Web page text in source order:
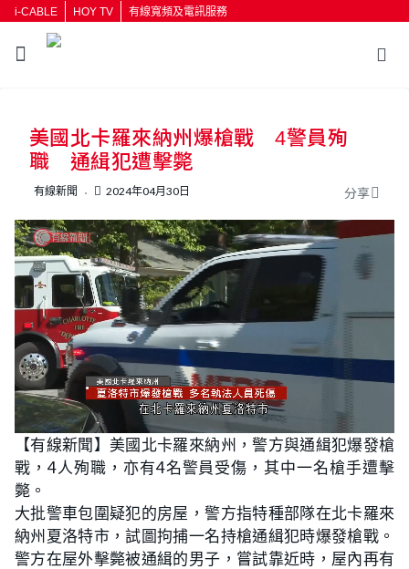
i-CABLE HOY TV 有線寬頻及電訊服務
美國北卡羅來納州爆槍戰 4警員殉
職 通緝犯遭擊斃
有線新聞 2024年04月30日 分享
U
n
m
t
e
o
a
d
e
d
8
.
9
5
%
【有線新聞】美國北卡羅來納州，警方與通緝犯爆發槍
戰，4人殉職，亦有4名警員受傷，其中一名槍手遭擊
斃。
大批警車包圍疑犯的房屋，警方指特種部隊在北卡羅來
納州夏洛特市，試圖拘捕一名持槍通緝犯時爆發槍戰。
警方在屋外擊斃被通緝的男子，嘗試靠近時，屋內再有